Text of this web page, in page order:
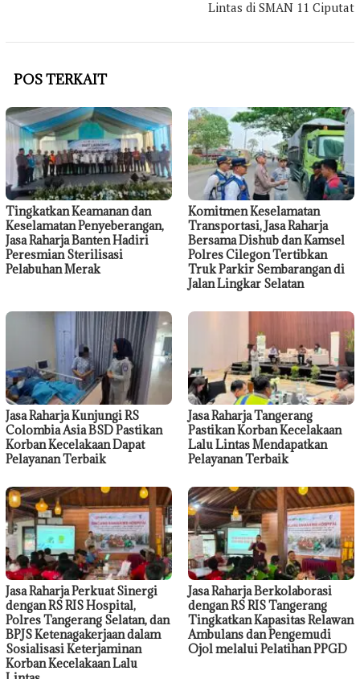
Lintas di SMAN 11 Ciputat
POS TERKAIT
Tingkatkan Keamanan dan
Keselamatan Penyeberangan,
Jasa Raharja Banten Hadiri
Peresmian Sterilisasi
Pelabuhan Merak
Komitmen Keselamatan
Transportasi, Jasa Raharja
Bersama Dishub dan Kamsel
Polres Cilegon Tertibkan
Truk Parkir Sembarangan di
Jalan Lingkar Selatan
Jasa Raharja Kunjungi RS
Colombia Asia BSD Pastikan
Korban Kecelakaan Dapat
Pelayanan Terbaik
Jasa Raharja Tangerang
Pastikan Korban Kecelakaan
Lalu Lintas Mendapatkan
Pelayanan Terbaik
Jasa Raharja Perkuat Sinergi
dengan RS RIS Hospital,
Polres Tangerang Selatan, dan
BPJS Ketenagakerjaan dalam
Sosialisasi Keterjaminan
Korban Kecelakaan Lalu
Jasa Raharja Berkolaborasi
dengan RS RIS Tangerang
Tingkatkan Kapasitas Relawan
Ambulans dan Pengemudi
Ojol melalui Pelatihan PPGD